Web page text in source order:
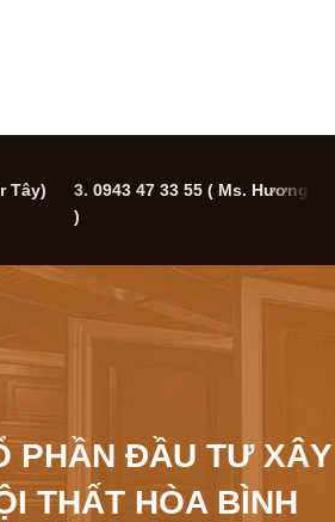
Tây) 3. 0943 47 33 55 ( Ms. Hương
)
PHẦN ĐẦU TƯ XÂY
THẤT HÒA BÌNH